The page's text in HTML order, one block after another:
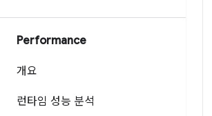
Performance
개요
런타임 성능 분석